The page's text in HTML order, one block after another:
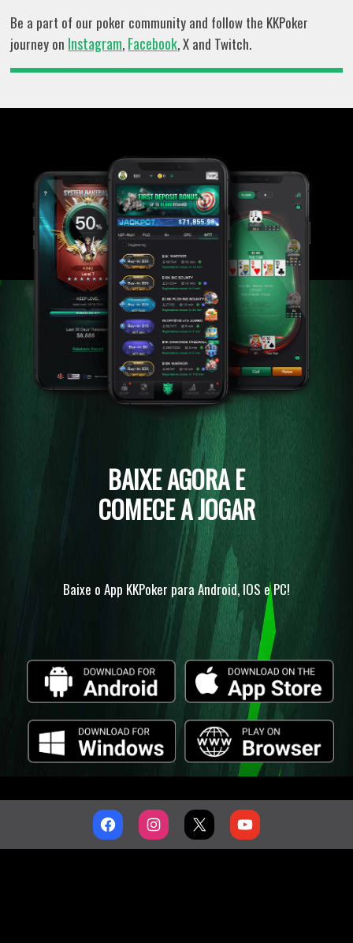
Be a part of our poker community and follow the KKPoker
journey on Instagram, Facebook, X and Twitch.
BAIXE AGORA E
COMECE A JOGAR
Baixe o App KKPoker para Android, IOS e PC!